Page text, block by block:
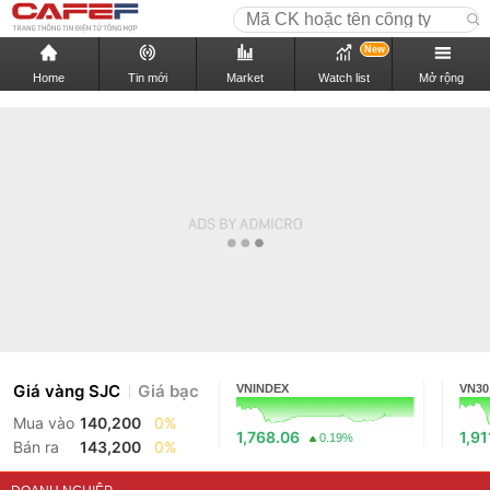
Home Tin mới Market Watch list
New
Mở rộng
Giá vàng SJC Giá bạc
Mua vào 140,200
0%
Bán ra
143,200 0%
VNINDEX
1,768.06 0.19%
VN30